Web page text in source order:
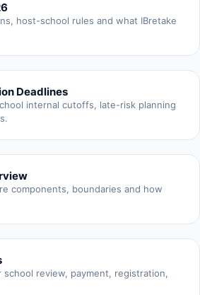
host-school rules and what IBretake
Deadlines
internal cutoffs, late-risk planning
components, boundaries and how
school review, payment, registration,